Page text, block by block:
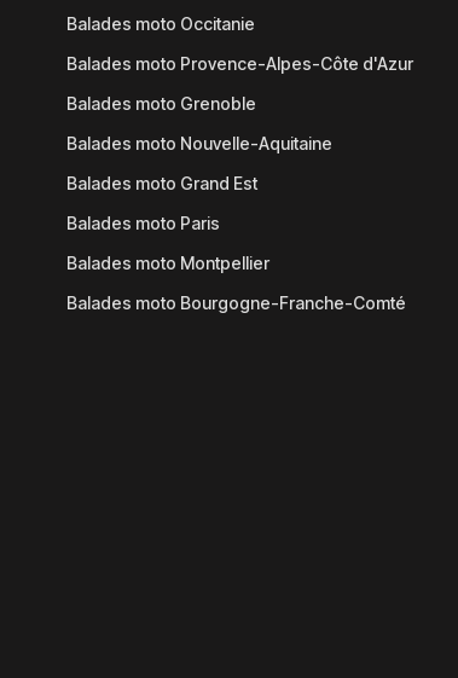
Balades moto Occitanie
Balades moto Provence-Alpes-Côte d'Azur
Balades moto Grenoble
Balades moto Nouvelle-Aquitaine
Balades moto Grand Est
Balades moto Paris
Balades moto Montpellier
Balades moto Bourgogne-Franche-Comté